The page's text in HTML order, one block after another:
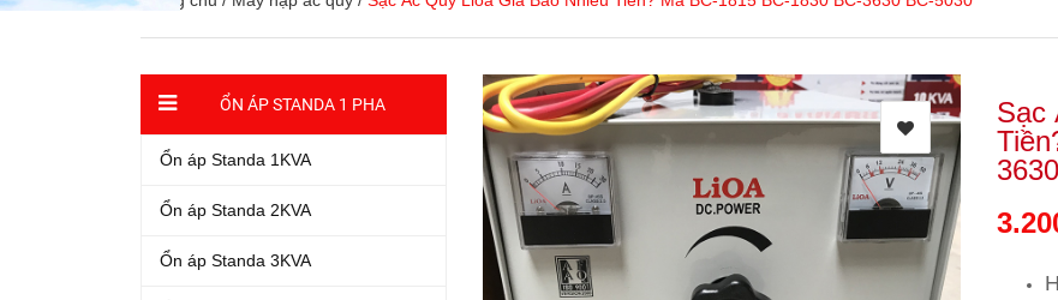
ỔN ÁP STANDA 1 PHA
Ổn áp Standa 1KVA
Ổn áp Standa 2KVA
Ổn áp Standa 3KVA
Sạc